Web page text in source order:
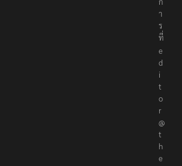
า
ธิ
ก
า
ร
ที่
e
d
i
t
o
r
@
t